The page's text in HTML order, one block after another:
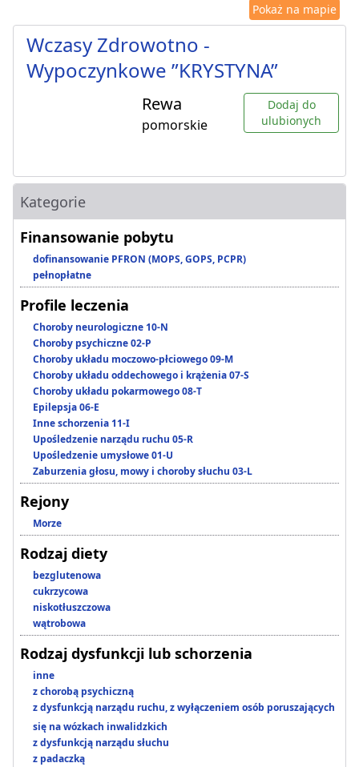
Pokaż na mapie
Wczasy Zdrowotno -
Wypoczynkowe ”KRYSTYNA”
Rewa
pomorskie
Dodaj do
ulubionych
Kategorie
Finansowanie pobytu
dofinansowanie PFRON (MOPS, GOPS, PCPR)
pełnopłatne
Profile leczenia
Choroby neurologiczne 10-N
Choroby psychiczne 02-P
Choroby układu moczowo-płciowego 09-M
Choroby układu oddechowego i krążenia 07-S
Choroby układu pokarmowego 08-T
Epilepsja 06-E
Inne schorzenia 11-I
Upośledzenie narządu ruchu 05-R
Upośledzenie umysłowe 01-U
Zaburzenia głosu, mowy i choroby słuchu 03-L
Rejony
Morze
Rodzaj diety
bezglutenowa
cukrzycowa
niskotłuszczowa
wątrobowa
Rodzaj dysfunkcji lub schorzenia
inne
z chorobą psychiczną
z dysfunkcją narządu ruchu, z wyłączeniem osób poruszających
się na wózkach inwalidzkich
z dysfunkcją narządu słuchu
z padaczką